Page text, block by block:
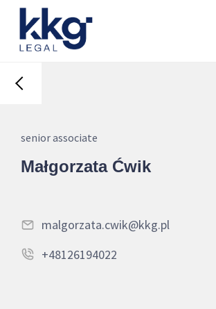
senior associate
Małgorzata Ćwik
malgorzata.cwik@kkg.pl
+48126194022